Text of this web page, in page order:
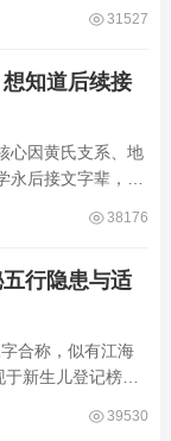
发字核心指向发
31527
知道后续接
心因黄氏支系、地
永后接文字辈，完
里能明确查到，
38176
行隐患与适
合称，似有江海
于新生儿登记榜
乎气场平衡。沛
39530